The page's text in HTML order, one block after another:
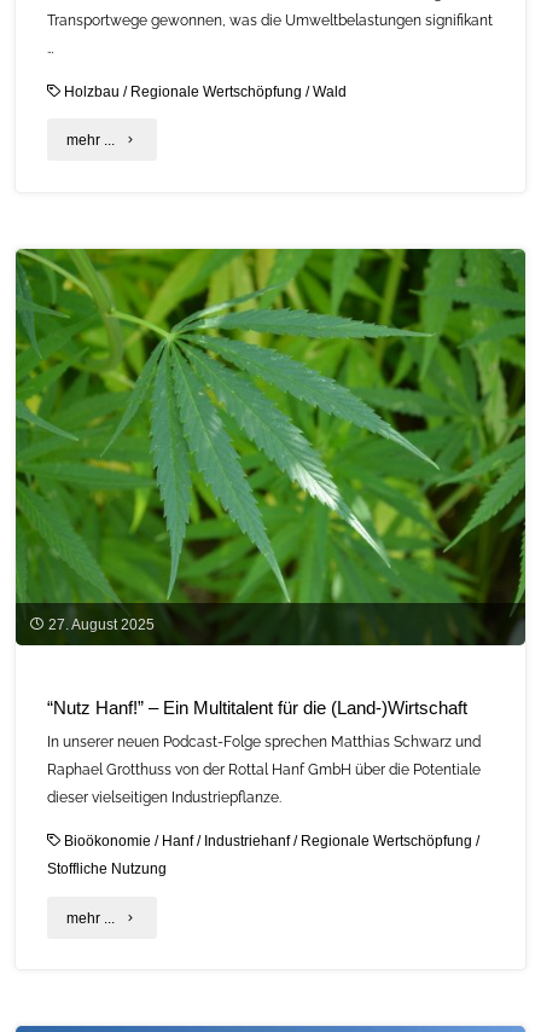
Transportwege gewonnen, was die Umweltbelastungen signifikant
…
Holzbau / Regionale Wertschöpfung /Wald
mehr ... "Regional
„Holz
vo‘
da
Hoam“"
27. August 2025
“Nutz Hanf!” – Ein Multitalent für die (Land-)Wirtschaft
In unserer neuen Podcast-Folge sprechen Matthias Schwarz und
Raphael Grotthuss von der Rottal Hanf GmbH über die Potentiale
dieser vielseitigen Industriepflanze.
Bioökonomie / Hanf/ Industriehanf/ Regionale Wertschöpfung /
Stoffliche Nutzung
mehr ... "“Nutz